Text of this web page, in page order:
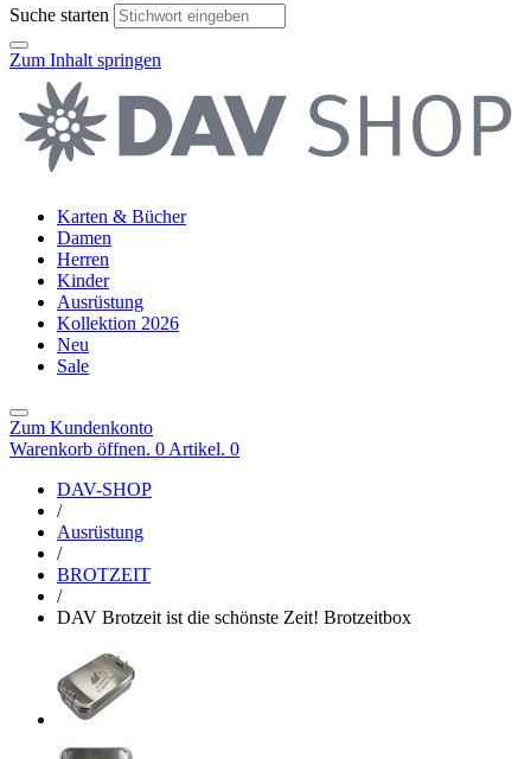
Suche starten
Zum Inhalt springen
Karten & Bücher
Damen
Herren
Kinder
Ausrüstung
Kollektion 2026
Neu
Sale
Zum Kundenkonto
Warenkorb öffnen. 0 Artikel. 0
DAV-SHOP
/
Ausrüstung
/
BROTZEIT
/
DAV Brotzeit ist die schönste Zeit! Brotzeitbox